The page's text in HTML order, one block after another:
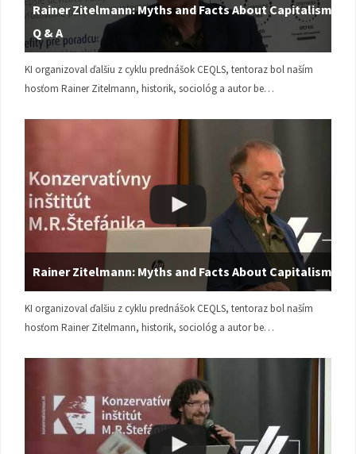
Rainer Zitelmann: Myths and Facts About Capitalism |
Q & A
KI organizoval ďalšiu z cyklu prednášok CEQLS, tentoraz bol naším
hosťom Rainer Zitelmann, historik, sociológ a autor be…
Rainer Zitelmann: Myths and Facts About Capitalism
KI organizoval ďalšiu z cyklu prednášok CEQLS, tentoraz bol naším
hosťom Rainer Zitelmann, historik, sociológ a autor be…